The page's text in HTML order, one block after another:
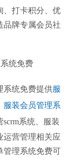
、打卡积分、优
品牌专属会员社
系统免费提供服
服装会员管理系
scrm系统、服装
运营管理相关应
管理系统免费可